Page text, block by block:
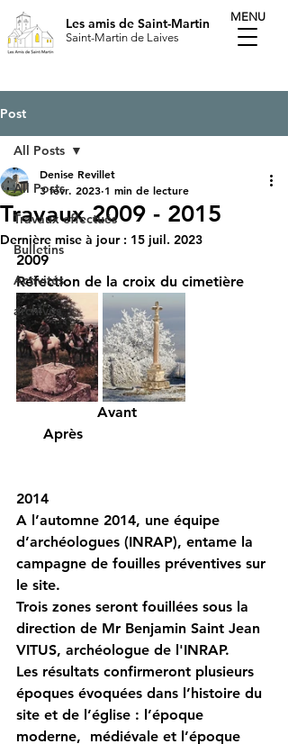
Les amis de Saint-Martin
Saint-Martin de Laives
MENU
Post
All Posts
Travaux effectués
Bulletins
Activités
archives
All Posts
Travaux 2009 - 2015
Denise Revillet
3 févr. 2023 1 min de lecture
Dernière mise à jour : 15 juil. 2023
2009
Réfection de la croix du cimetière
      Après
2014
A l’automne 2014, une équipe
d’archéologues (INRAP), entame la
campagne de fouilles préventives sur
le site.
Trois zones seront fouillées sous la
direction de Mr Benjamin Saint Jean
VITUS, archéologue de l'INRAP.
Les résultats confirmeront plusieurs
époques évoquées dans l’histoire du
site et de l’église : l’époque
moderne,  médiévale et l’époque